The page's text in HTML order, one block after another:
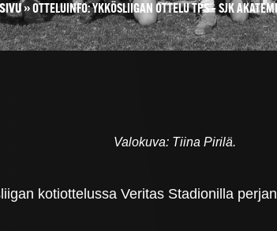
»OTTELUINFO: YKKÖSLIIGAN OTTELU TPS – SJK
Valokuva: Tiina Pirilä.
kotiottelussa Veritas Stadionilla